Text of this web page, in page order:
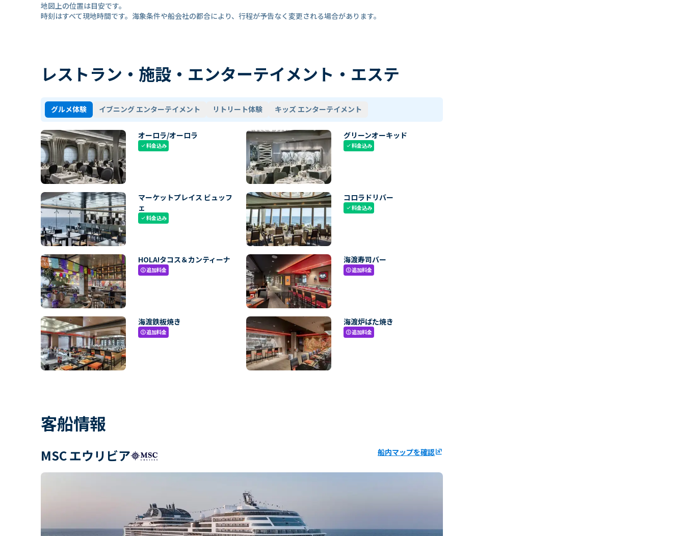
地図上の位置は目安です。
時刻はすべて現地時間です。海象条件や船会社の都合により、行程が予告なく変更される場合があります。
レストラン・施設・エンターテイメント・エステ
グルメ体験 イブニング エンターテイメント リトリート体験 キッズ エンターテイメント
オーロラ/オーロラ
check料金込み
グリーンオーキッド
check料金込み
マーケットプレイス ビュッフ
ェ
check料金込み
コロラドリバー
check料金込み
HOLA!タコス＆カンティーナ
paid追加料金
海渡寿司バー
paid追加料金
海渡鉄板焼き
paid追加料金
海渡炉ばた焼き
paid追加料金
客船情報
MSC エウリビア 船内マップを確認ungroup